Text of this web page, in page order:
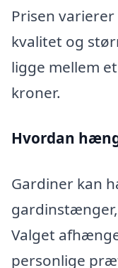
Prisen
kvalitet og
ligge mellem
kroner.
Hvordan
Gardiner kan
Valget
personlige